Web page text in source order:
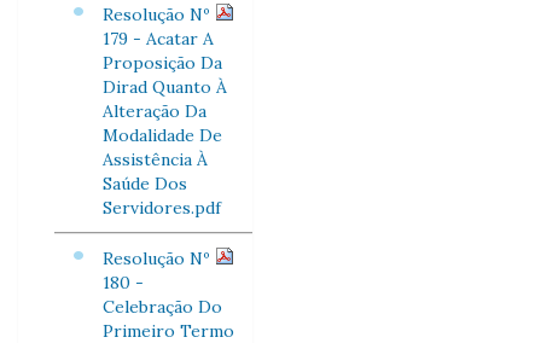
Resolução Nº
179 - Acatar A
Proposição Da
Dirad Quanto À
Alteração Da
Modalidade De
Assistência À
Saúde Dos
Servidores.pdf
Resolução Nº
180 -
Celebração Do
Primeiro Termo